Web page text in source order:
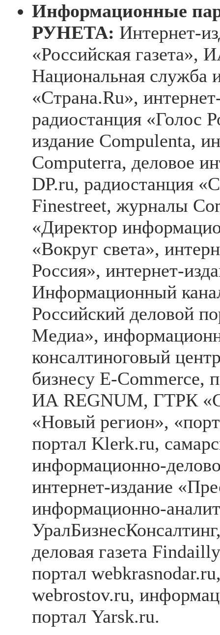
Информационные
РУНЕТА: Интернет-
«Российская
Национальная служба
«Страна.Ru»,
радиостанция «Голос
издание Compulenta,
Computerra, деловое
DP.ru, радиостанция
Finestreet, журналы
«Директор
«Вокруг света»,
Россия», интернет-
Информационный
Российский деловой
Медиа»,
консалтиноговый
бизнесу E-Commerce,
ИА REGNUM, ГТРК
«Новый регион»,
портал Klerk.ru,
информационно-
интернет-издание
информационно-
деловая газета
портал
webrostov.ru,
портал Yarsk.ru.